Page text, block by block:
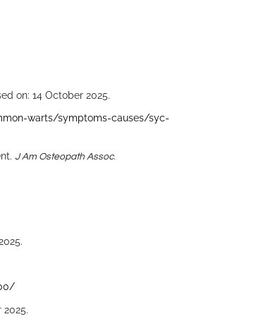
on: 14 October 2025.
warts/symptoms-causes/syc-
J Am Osteopath Assoc.
2025.